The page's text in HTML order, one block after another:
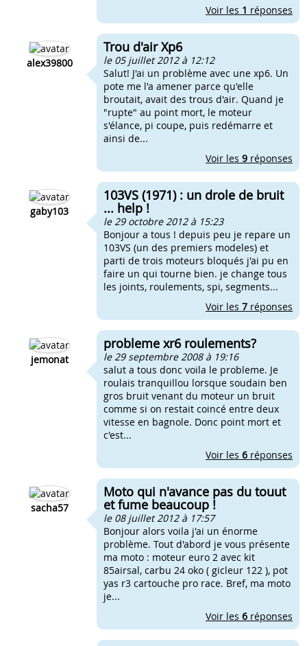
Voir les 1 réponses
alex39800
Trou d'air Xp6
le 05 juillet 2012 à 12:12
Salut! J'ai un problème avec une xp6. Un
pote me l'a amener parce qu'elle
broutait, avait des trous d'air. Quand je
"rupte" au point mort, le moteur
s'élance, pi coupe, puis redémarre et
ainsi de...
Voir les 9 réponses
gaby103
103VS (1971) : un drole de bruit
... help !
le 29 octobre 2012 à 15:23
Bonjour a tous ! depuis peu je repare un
103VS (un des premiers modeles) et
parti de trois moteurs bloqués j'ai pu en
faire un qui tourne bien. je change tous
les joints, roulements, spi, segments...
Voir les 7 réponses
jemonat
probleme xr6 roulements?
le 29 septembre 2008 à 19:16
salut a tous donc voila le probleme. Je
roulais tranquillou lorsque soudain ben
gros bruit venant du moteur un bruit
comme si on restait coincé entre deux
vitesse en bagnole. Donc point mort et
c'est...
Voir les 6 réponses
sacha57
Moto qui n'avance pas du touut
et fume beaucoup !
le 08 juillet 2012 à 17:57
Bonjour alors voila j'ai un énorme
problème. Tout d'abord je vous présente
ma moto : moteur euro 2 avec kit
85airsal, carbu 24 oko ( gicleur 122 ), pot
yas r3 cartouche pro race. Bref, ma moto
je...
Voir les 6 réponses